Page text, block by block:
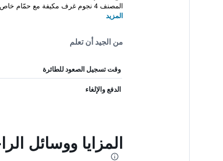
المصنف 4 نجوم غرف مكيفة مع حمّام خاص وواي فاي مج...
المزيد
من الجيد أن تعلم
وقت تسجيل الصعود للطائرة
الدفع والإلغاء
المزايا ووسائل الراحة في موتل 6 سان